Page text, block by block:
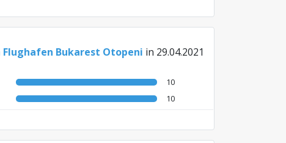
Flughafen Bukarest Otopeni in 29.04.2021
10
10